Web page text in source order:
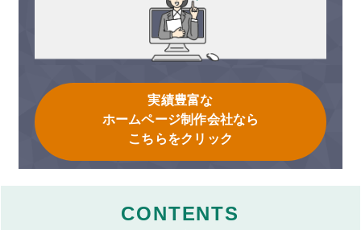
実績豊富な
ホームページ制作会社なら
こちらをクリック
CONTENTS